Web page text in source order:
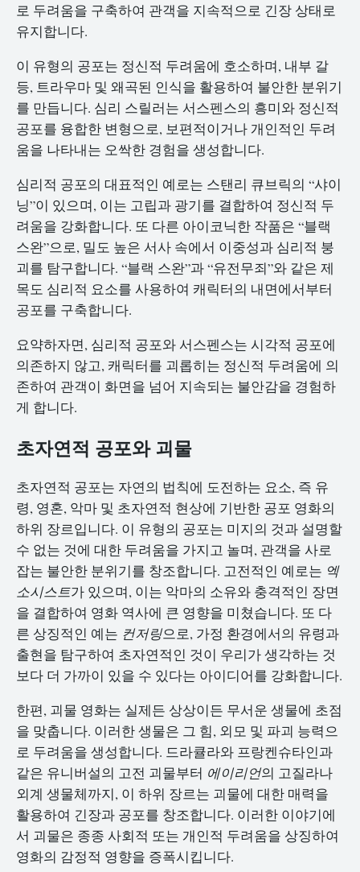
로 두려움을 구축하여 관객을 지속적으로 긴장 상태로
유지합니다.
이 유형의 공포는 정신적 두려움에 호소하며, 내부 갈
등, 트라우마 및 왜곡된 인식을 활용하여 불안한 분위기
를 만듭니다. 심리 스릴러는 서스펜스의 흥미와 정신적
공포를 융합한 변형으로, 보편적이거나 개인적인 두려
움을 나타내는 오싹한 경험을 생성합니다.
심리적 공포의 대표적인 예로는 스탠리 큐브릭의 “샤이
닝”이 있으며, 이는 고립과 광기를 결합하여 정신적 두
려움을 강화합니다. 또 다른 아이코닉한 작품은 “블랙
스완”으로, 밀도 높은 서사 속에서 이중성과 심리적 붕
괴를 탐구합니다. “블랙 스완”과 “유전무죄”와 같은 제
목도 심리적 요소를 사용하여 캐릭터의 내면에서부터
공포를 구축합니다.
요약하자면, 심리적 공포와 서스펜스는 시각적 공포에
의존하지 않고, 캐릭터를 괴롭히는 정신적 두려움에 의
존하여 관객이 화면을 넘어 지속되는 불안감을 경험하
게 합니다.
초자연적 공포와 괴물
초자연적 공포는 자연의 법칙에 도전하는 요소, 즉 유
령, 영혼, 악마 및 초자연적 현상에 기반한 공포 영화의
하위 장르입니다. 이 유형의 공포는 미지의 것과 설명할
수 없는 것에 대한 두려움을 가지고 놀며, 관객을 사로
잡는 불안한 분위기를 창조합니다. 고전적인 예로는 엑
소시스트가 있으며, 이는 악마의 소유와 충격적인 장면
을 결합하여 영화 역사에 큰 영향을 미쳤습니다. 또 다
른 상징적인 예는 컨저링으로, 가정 환경에서의 유령과
출현을 탐구하여 초자연적인 것이 우리가 생각하는 것
보다 더 가까이 있을 수 있다는 아이디어를 강화합니다.
한편, 괴물 영화는 실제든 상상이든 무서운 생물에 초점
을 맞춥니다. 이러한 생물은 그 힘, 외모 및 파괴 능력으
로 두려움을 생성합니다. 드라큘라와 프랑켄슈타인과
같은 유니버설의 고전 괴물부터 에이리언의 고질라나
외계 생물체까지, 이 하위 장르는 괴물에 대한 매력을
활용하여 긴장과 공포를 창조합니다. 이러한 이야기에
서 괴물은 종종 사회적 또는 개인적 두려움을 상징하여
영화의 감정적 영향을 증폭시킵니다.